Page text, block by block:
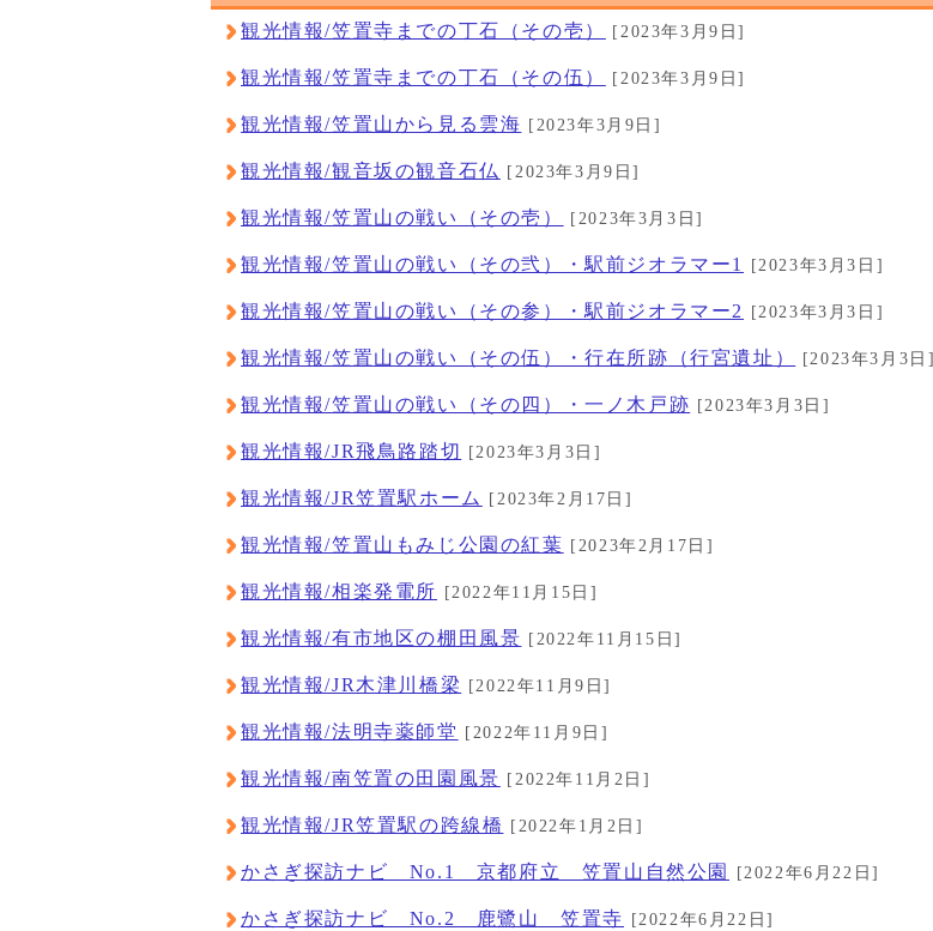
観光情報/笠置寺までの丁石（その壱） [2023年3月9日]
観光情報/笠置寺までの丁石（その伍） [2023年3月9日]
観光情報/笠置山から見る雲海 [2023年3月9日]
観光情報/観音坂の観音石仏 [2023年3月9日]
観光情報/笠置山の戦い（その壱） [2023年3月3日]
観光情報/笠置山の戦い（その弐）・駅前ジオラマー1 [2023年3月3日]
観光情報/笠置山の戦い（その参）・駅前ジオラマー2 [2023年3月3日]
観光情報/笠置山の戦い（その伍）・行在所跡（行宮遺址） [2023年3月3日]
観光情報/笠置山の戦い（その四）・一ノ木戸跡 [2023年3月3日]
観光情報/JR飛鳥路踏切 [2023年3月3日]
観光情報/JR笠置駅ホーム [2023年2月17日]
観光情報/笠置山もみじ公園の紅葉 [2023年2月17日]
観光情報/相楽発電所 [2022年11月15日]
観光情報/有市地区の棚田風景 [2022年11月15日]
観光情報/JR木津川橋梁 [2022年11月9日]
観光情報/法明寺薬師堂 [2022年11月9日]
観光情報/南笠置の田園風景 [2022年11月2日]
観光情報/JR笠置駅の跨線橋 [2022年1月2日]
かさぎ探訪ナビ No.1 京都府立 笠置山自然公園 [2022年6月22日]
かさぎ探訪ナビ No.2 鹿鷺山 笠置寺 [2022年6月22日]